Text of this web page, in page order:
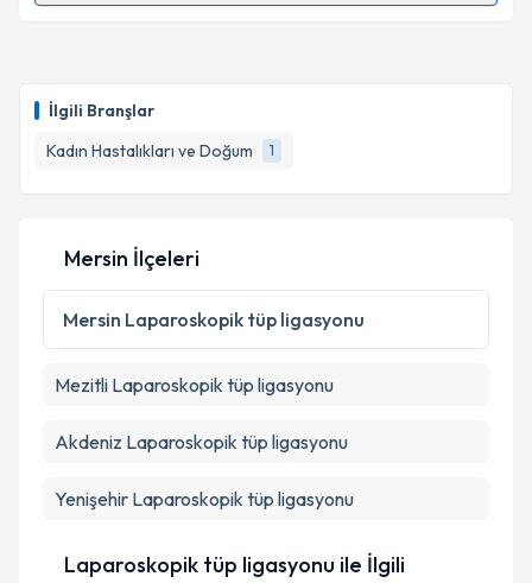
İlgili Branşlar
Kadın Hastalıkları ve Doğum
1
E-posta Adresiniz
Kişisel verilerimin işlenmesine ilişkin
Metni'ni okudum ve kişisel verilerimin belirtilen
kapsamda işlenmesini kabul ediyorum.
Mersin İlçeleri
Mersin Laparoskopik tüp ligasyonu
Mezitli Laparoskopik tüp ligasyonu
Akdeniz Laparoskopik tüp ligasyonu
Yenişehir Laparoskopik tüp ligasyonu
Laparoskopik tüp ligasyonu ile İlgili